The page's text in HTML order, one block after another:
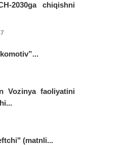
2030ga chiqishni
Vozinya faoliyatini
(matnli...